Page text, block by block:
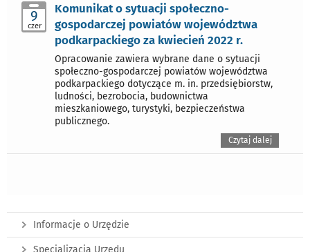
9
czer
Komunikat o sytuacji społeczno-
gospodarczej powiatów województwa
podkarpackiego za kwiecień 2022 r.
Opracowanie zawiera wybrane dane o sytuacji
społeczno-gospodarczej powiatów województwa
podkarpackiego dotyczące m. in. przedsiębiorstw,
ludności, bezrobocia, budownictwa
mieszkaniowego, turystyki, bezpieczeństwa
publicznego.
Czytaj dalej
Informacje o Urzędzie